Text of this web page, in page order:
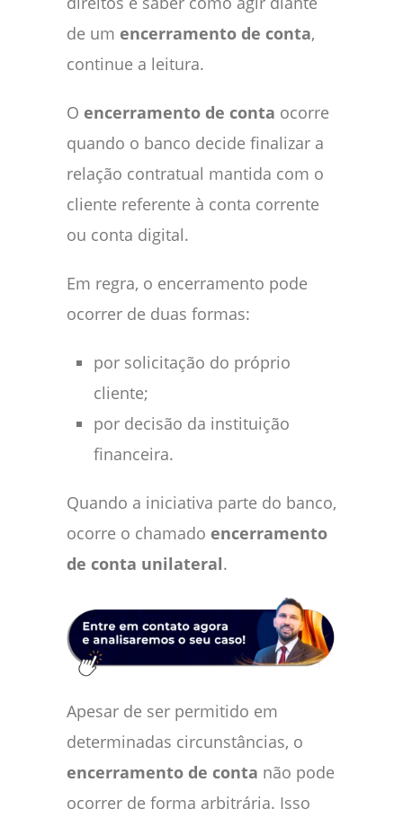
de um encerramento de conta,
continue a leitura.
O encerramento de conta ocorre
quando o banco decide finalizar a
relação contratual mantida com o
cliente referente à conta corrente
ou conta digital.
Em regra, o encerramento pode
ocorrer de duas formas:
por solicitação do próprio
cliente;
por decisão da instituição
financeira.
Quando a iniciativa parte do banco,
ocorre o chamado encerramento
de conta unilateral.
Apesar de ser permitido em
determinadas circunstâncias, o
encerramento de conta não pode
ocorrer de forma arbitrária. Isso